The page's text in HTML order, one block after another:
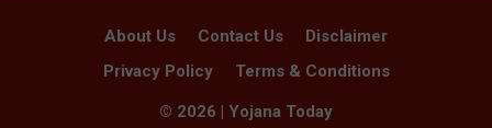
About Us Contact Us
Disclaimer
Privacy Policy
Terms & Conditions
© 2026 | Yojana Today